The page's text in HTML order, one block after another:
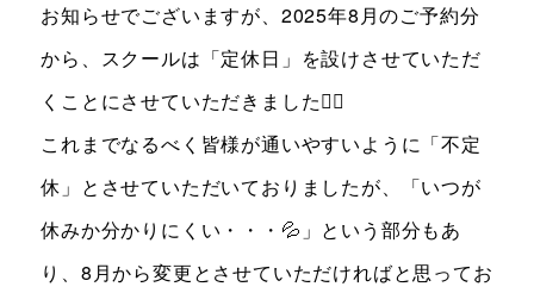
お知らせでございますが、2025年8月のご予約分
から、スクールは「定休日」を設けさせていただ
くことにさせていただきました🙇‍♂️
これまでなるべく皆様が通いやすいように「不定
休」とさせていただいておりましたが、「いつが
休みか分かりにくい・・・💦」という部分もあ
り、8月から変更とさせていただければと思ってお